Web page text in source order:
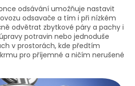
odsávání umožňuje nastavit
odsavače a tím i při nízkém
odvětrat zbytkové páry a pachy i
potravin nebo jednoduše
v prostorách, kde předtím
pro příjemné a ničím nerušené